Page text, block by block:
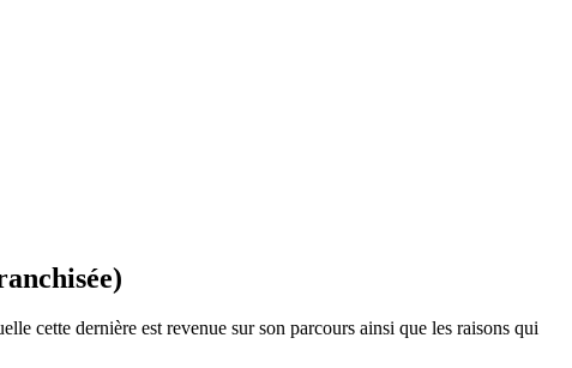
cette dernière est revenue sur son parcours ainsi que les raisons qui